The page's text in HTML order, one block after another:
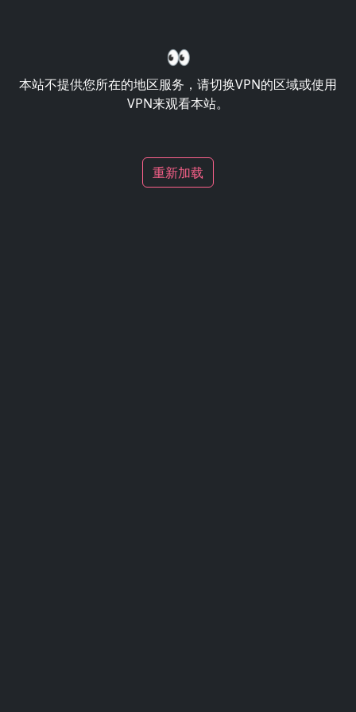
👀
本站不提供您所在的地区服务，请切换VPN的区域或使用
VPN来观看本站。
重新加载